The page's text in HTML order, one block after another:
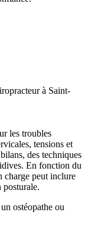
à Saint-
les troubles
tensions et
des techniques
En fonction du
charge peut inclure
ostéopathe ou